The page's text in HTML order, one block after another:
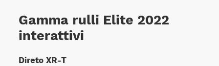
Gamma rulli Elite 2022
interattivi
Direto XR-T